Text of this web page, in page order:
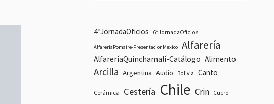
4ºJornadaOficios 6ºJornadaOficios
AlfareriaPomaire-PresentacionMexico Alfarería
AlfareríaQuinchamalí-Catálogo Alimento
Arcilla Argentina Audio Bolivia Canto
Cerámica Cestería Chile Crin Cuero